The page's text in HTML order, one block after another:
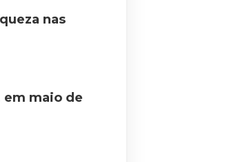
nas
em maio de